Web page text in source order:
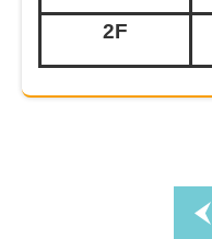
2F